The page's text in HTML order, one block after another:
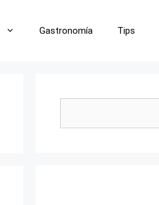
Gastronomía Tips